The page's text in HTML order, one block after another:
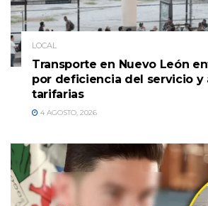
LOCAL
Transporte en Nuevo León
por deficiencia del servicio y
tarifarias
4 AGOSTO, 2026